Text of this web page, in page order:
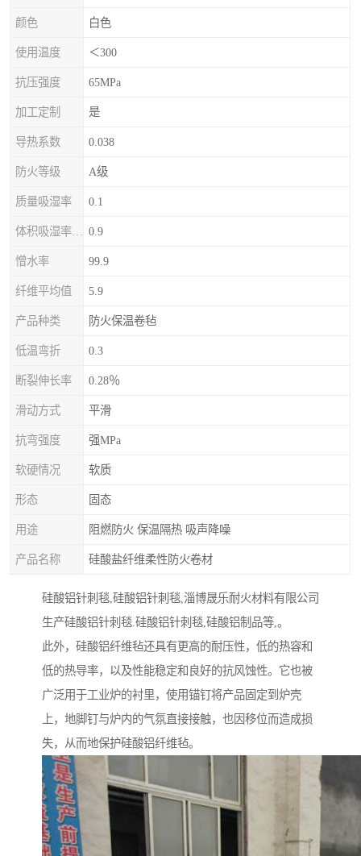
颜色 白色
使用温度 ＜300
抗压强度 65MPa
加工定制 是
导热系数 0.038
防火等级 A级
质量吸湿率 0.1
0.9
憎水率 99.9
纤维平均值 5.9
产品种类 防火保温卷毡
低温弯折 0.3
断裂伸长率 0.28％
滑动方式 平滑
抗弯强度 强MPa
软硬情况 软质
形态 固态
用途 阻燃防火 保温隔热 吸声降噪
产品名称 硅酸盐纤维柔性防火卷材
硅酸铝针刺毯,硅酸铝针刺毯,淄博晟乐耐火材料有限公司
生产硅酸铝针刺毯.硅酸铝针刺毯,硅酸铝制品等,。
此外，硅酸铝纤维毡还具有更高的耐压性，低的热容和
低的热导率，以及性能稳定和良好的抗风蚀性。它也被
广泛用于工业炉的衬里，使用锚钉将产品固定到炉壳
上，地脚钉与炉内的气氛直接接触，也因移位而造成损
失，从而地保护硅酸铝纤维毡。